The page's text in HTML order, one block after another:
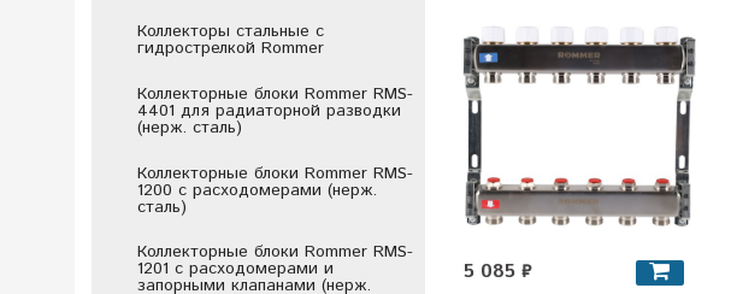
5 085 ₽
Коллекторы стальные с
гидрострелкой Rommer
Коллекторные блоки Rommer RMS-
4401 для радиаторной разводки
(нерж. сталь)
Коллекторные блоки Rommer RMS-
1200 с расходомерами (нерж.
сталь)
Коллекторные блоки Rommer RMS-
1201 с расходомерами и
запорными клапанами (нерж.